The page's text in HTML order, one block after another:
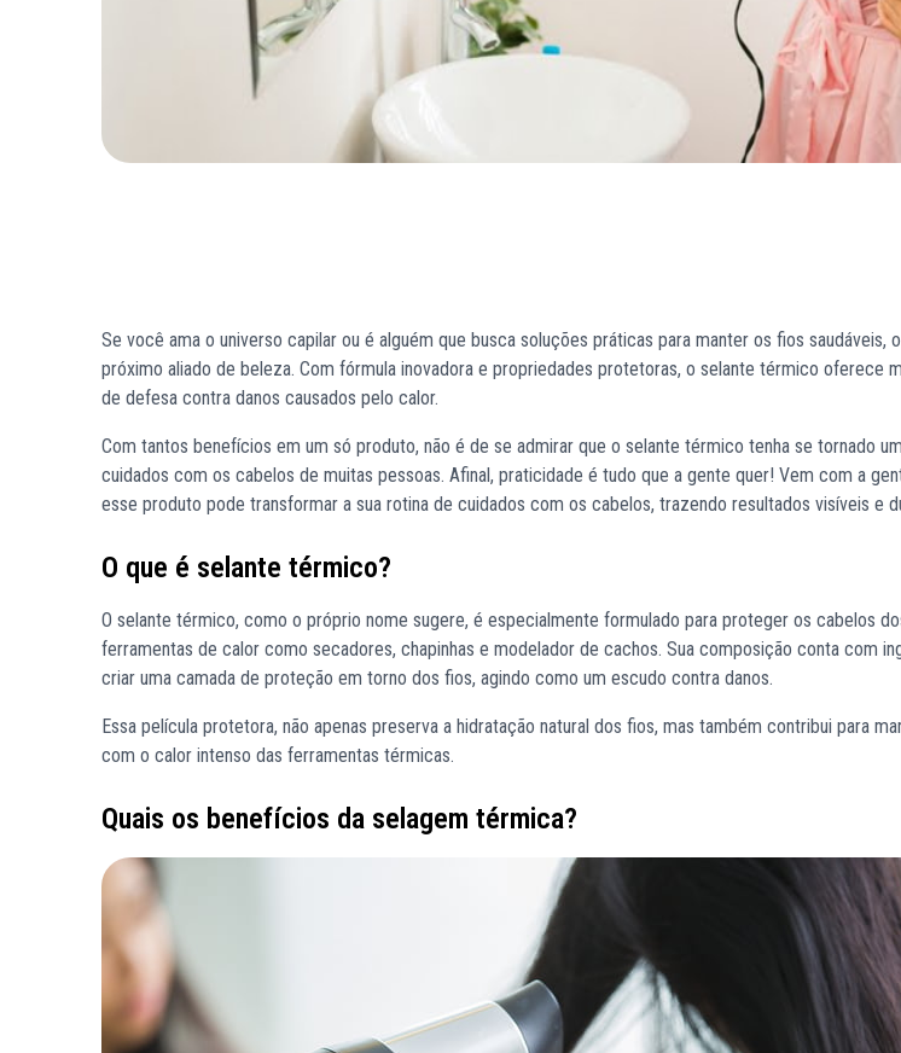
Se você ama o universo capilar ou é alguém que busca soluções práticas para manter os fios saudáveis,
próximo aliado de beleza. Com fórmula inovadora e propriedades protetoras, o selante térmico oferece
de defesa contra danos causados pelo calor.
Com tantos benefícios em um só produto, não é de se admirar que o selante térmico tenha se tornado
cuidados com os cabelos de muitas pessoas. Afinal, praticidade é tudo que a gente quer! Vem com a
esse produto pode transformar a sua rotina de cuidados com os cabelos, trazendo resultados visíveis e
O que é selante térmico?
O selante térmico, como o próprio nome sugere, é especialmente formulado para proteger os cabelos
ferramentas de calor como secadores, chapinhas e modelador de cachos. Sua composição conta com
criar uma camada de proteção em torno dos fios, agindo como um escudo contra danos.
Essa película protetora, não apenas preserva a hidratação natural dos fios, mas também contribui para
com o calor intenso das ferramentas térmicas.
Quais os benefícios da selagem térmica?